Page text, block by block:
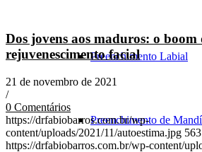
Preenchimento Labial
Preenchimento de
Dos jovens aos maduros: o boom
rejuvenescimento facial
21 de novembro de 2021
/
0 Comentários
https://drfabiobarros.com.br/wp-
content/uploads/2021/11/autoestima.jpg 563
https://drfabiobarros.com.br/wp-content/